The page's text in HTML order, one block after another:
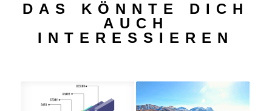
DAS KÖNNTE DICH
AUCH
INTERESSIEREN